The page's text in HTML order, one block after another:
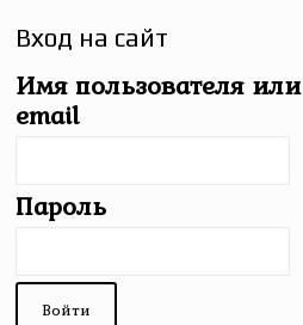
Вход на сайт
Имя пользователя или
email
Пароль